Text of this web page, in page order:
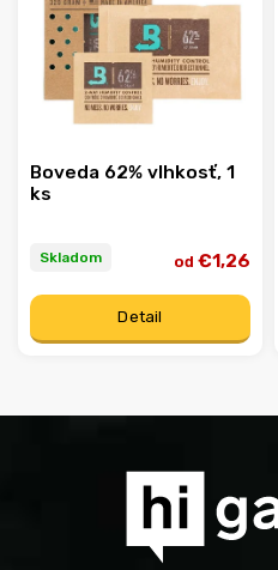
Abecedne
Boveda 62% vlhkosť, 1
ks
Skladom od €1,26
Detail